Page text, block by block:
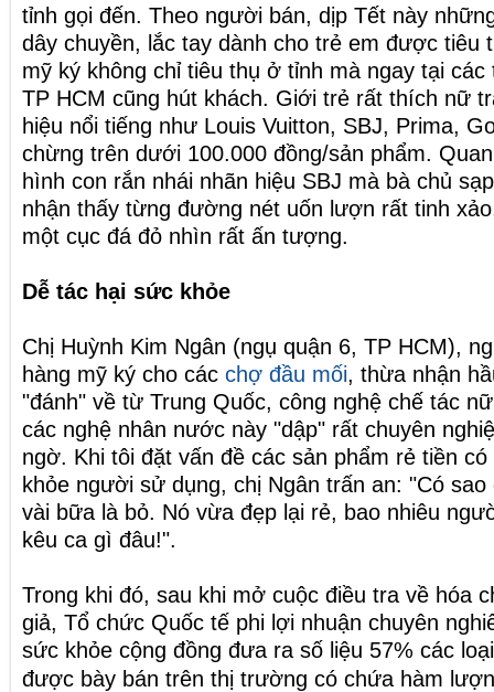
tỉnh gọi đến. Theo người bán, dịp Tết này
dây chuyền, lắc tay dành cho trẻ em được tiêu
mỹ ký không chỉ tiêu thụ ở tỉnh mà ngay tại
TP HCM cũng hút khách. Giới trẻ rất thích nữ
hiệu nổi tiếng như Louis Vuitton, SBJ, Prima,
chừng trên dưới 100.000 đồng/sản phẩm.
hình con rắn nhái nhãn hiệu SBJ mà bà chủ
nhận thấy từng đường nét uốn lượn rất tinh
một cục đá đỏ nhìn rất ấn tượng.
Dễ tác hại sức khỏe
Chị Huỳnh Kim Ngân (ngụ quận 6, TP HCM),
hàng mỹ ký cho các chợ đầu mối, thừa nhận
"đánh" về từ Trung Quốc, công nghệ chế tác
các nghệ nhân nước này "dập" rất chuyên
ngờ. Khi tôi đặt vấn đề các sản phẩm rẻ tiền
khỏe người sử dụng, chị Ngân trấn an: "Có
vài bữa là bỏ. Nó vừa đẹp lại rẻ, bao nhiêu
kêu ca gì đâu!".
Trong khi đó, sau khi mở cuộc điều tra về hóa
giả, Tổ chức Quốc tế phi lợi nhuận chuyên
sức khỏe cộng đồng đưa ra số liệu 57% các
được bày bán trên thị trường có chứa hàm